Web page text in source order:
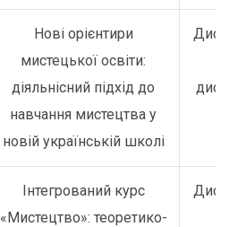
Нові орієнтири
мистецької освіти:
діяльнісний підхід до
навчання мистецтва у
новій українській школі
Інтегрований курс
«Мистецтво»: теоретико-